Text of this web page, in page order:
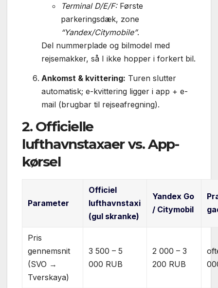
Terminal D/E/F:Første
parkeringsdæk, zone
“Yandex/Citymobile”.
Del nummerplade og bilmodel med
rejsemakker, så I ikke hopper i forkert bil.
Ankomst & kvittering: Turen slutter
automatisk; e-kvittering ligger i app + e-
mail (brugbar til rejseafregning).
2. Officielle
lufthavnstaxaer vs. App-
kørsel
Parameter
Officiel
lufthavnstaxi
(gul skranke)
Yandex Go
/ Citymobil
Pris
gennemsnit
(SVO →
Tverskaya)
3 500 – 5
000 RUB
2 000 – 3
200 RUB